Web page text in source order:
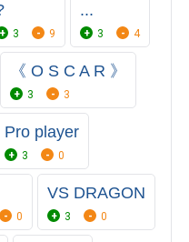
3 9
...
3 4
《 O S C A R 》
3 3
Pro player
3 0
0
VS DRAGON
3 0